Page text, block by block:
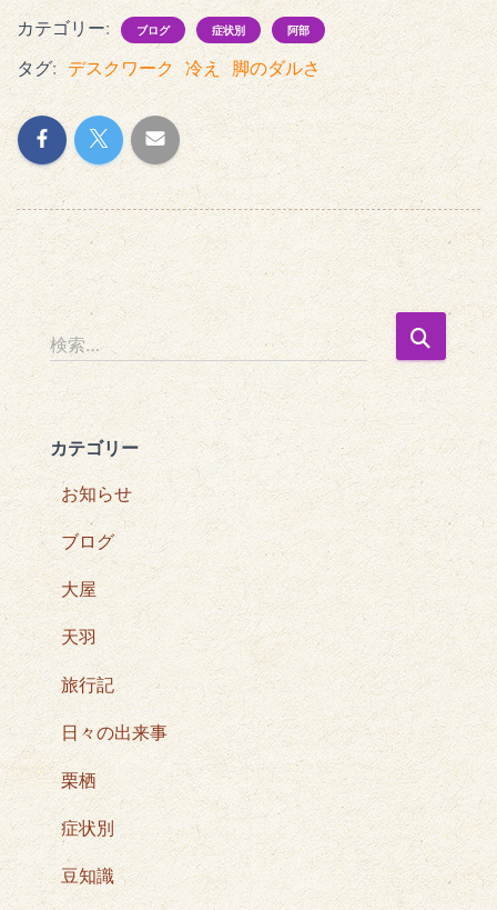
カテゴリー: ブログ 症状別 阿部
タグ: デスクワーク 冷え 脚のダルさ
検
索
:
検索…
カテゴリー
お知らせ
ブログ
大屋
天羽
旅行記
日々の出来事
栗栖
症状別
豆知識